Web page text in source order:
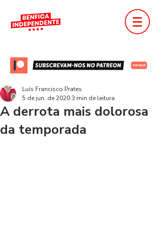
A derrota mais dolorosa
da temporada
Luís Francisco Prates
5 de jun. de 20203 min de leitura